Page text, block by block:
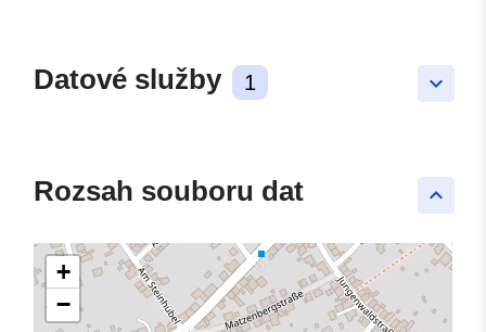
keyboard_arrow_down
Datové služby 1
keyboard_arrow_up
Rozsah souboru dat
+
−